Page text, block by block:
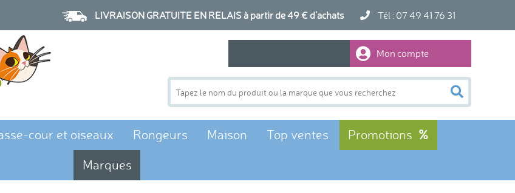
LIVRAISON GRATUITE EN RELAIS à partir de 49 € d'achats Tél : 07 49 41 76 31
Mon compte
cour et oiseaux Rongeurs Maison Top ventes
Promotions
Marques